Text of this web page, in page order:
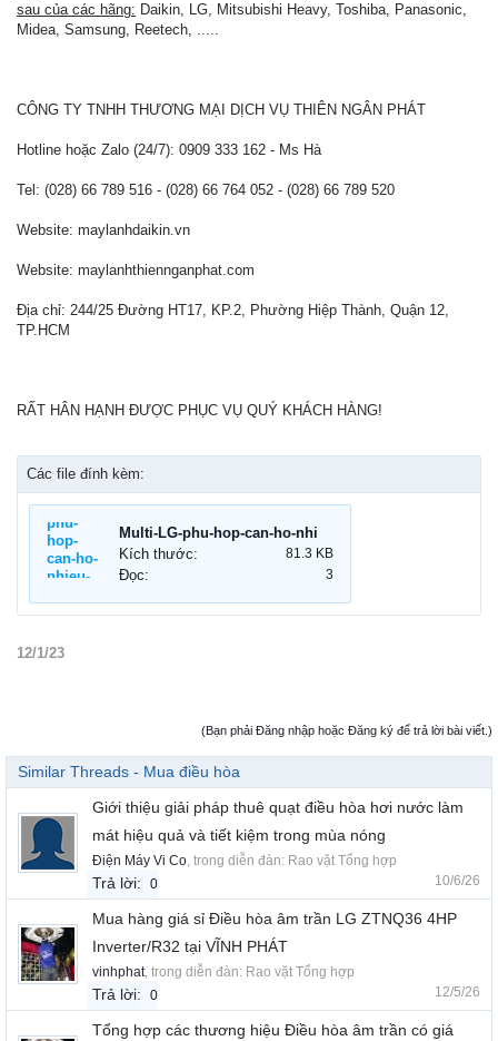
sau của các hãng: Daikin, LG, Mitsubishi Heavy, Toshiba, Panasonic,
Midea, Samsung, Reetech, .....
CÔNG TY TNHH THƯƠNG MẠI DỊCH VỤ THIÊN NGÂN PHÁT
Hotline hoặc Zalo (24/7): 0909 333 162 - Ms Hà
Tel: (028) 66 789 516 - (028) 66 764 052 - (028) 66 789 520
Website: maylanhdaikin.vn
Website: maylanhthiennganphat.com
Địa chỉ: 244/25 Đường HT17, KP.2, Phường Hiệp Thành, Quận 12,
TP.HCM
RẤT HÂN HẠNH ĐƯỢC PHỤC VỤ QUÝ KHÁCH HÀNG!
Các file đính kèm:
Kích thước: 81.3 KB
Đọc: 3
12/1/23
(Bạn phải Đăng nhập hoặc Đăng ký để trả lời bài viết.)
Similar Threads - Mua điều hòa
Giới thiệu giải pháp thuê quạt điều hòa hơi nước làm
mát hiệu quả và tiết kiệm trong mùa nóng
Điện Máy Vi Co, trong diễn đàn: Rao vặt Tổng hợp
Trả lời: 0 10/6/26
Mua hàng giá sỉ Điều hòa âm trần LG ZTNQ36 4HP
Inverter/R32 tại VĨNH PHÁT
vinhphat, trong diễn đàn: Rao vặt Tổng hợp
Trả lời: 0 12/5/26
Tổng hợp các thương hiệu Điều hòa âm trần có giá